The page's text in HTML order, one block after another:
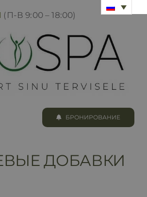
(П-В 9:00 – 18:00)
БРОНИРОВАНИЕ
ДОБАВКИ